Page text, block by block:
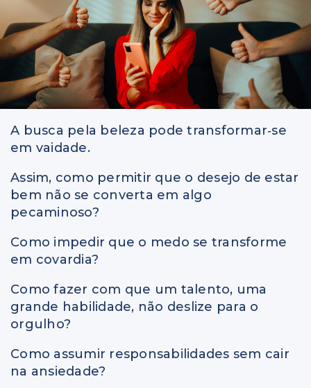
A busca pela beleza pode transformar‑se
em vaidade.
Assim, como permitir que o desejo de estar
bem não se converta em algo
pecaminoso?
Como impedir que o medo se transforme
em covardia?
Como fazer com que um talento, uma
grande habilidade, não deslize para o
orgulho?
Como assumir responsabilidades sem cair
na ansiedade?